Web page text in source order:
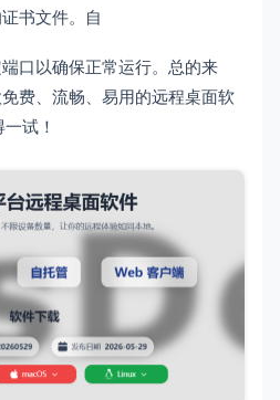
书文件。自
口以确保正常运行。总的来
费、流畅、易用的远程桌面软
试！